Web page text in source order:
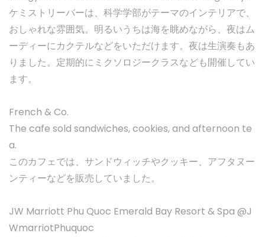
ケミストリーバーは、科学学部がテーマのインテリアで、
おしゃれな雰囲気。明るいうちは海を眺めながら、夜はム
ーディーにカクテルなどをいただけます。夜は生演奏もあ
りました。定期的にミクソロジークラスなども開催してい
ます。
French & Co.
The cafe sold sandwiches, cookies, and afternoon te
a.
このカフェでは、サンドウィッチやクッキー、アフタヌー
ンティーなどを販売していました。
JW Marriott Phu Quoc Emerald Bay Resort & Spa @J
WmarriotPhuquoc